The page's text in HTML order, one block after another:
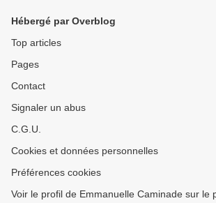
Hébergé par Overblog
Top articles
Pages
Contact
Signaler un abus
C.G.U.
Cookies et données personnelles
Préférences cookies
Voir le profil de Emmanuelle Caminade sur le